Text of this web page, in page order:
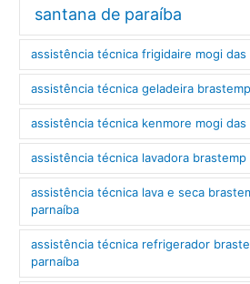
santana de paraíba
assistência técnica frigidaire mogi das
assistência técnica geladeira
assistência técnica kenmore mogi das
assistência técnica lavadora
assistência técnica lava e seca
parnaíba
assistência técnica refrigerador
parnaíba